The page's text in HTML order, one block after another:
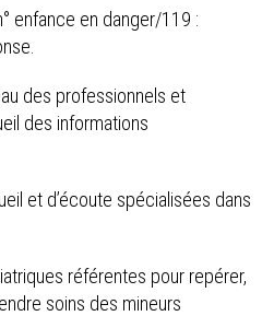
enfance en danger/119 :
des professionnels et
des informations
et d’écoute spécialisées dans
référentes pour repérer,
soins des mineurs